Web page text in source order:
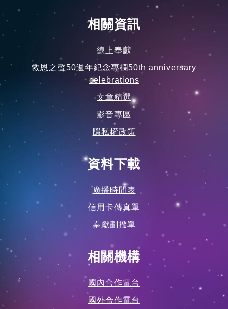
相關資訊
線上奉獻
救恩之聲50週年紀念專欄50th anniversary
celebrations
文章精選
影音專區
隱私權政策
資料下載
廣播時間表
信用卡傳真單
奉獻劃撥單
相關機構
國內合作電台
國外合作電台